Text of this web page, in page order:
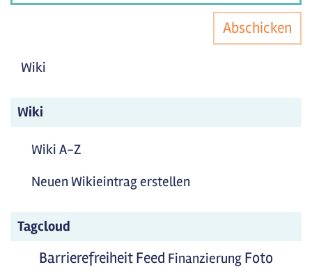
Abschicken
Wiki
Wiki
Wiki A-Z
Neuen Wikieintrag erstellen
Tagcloud
BarrierefreiheitFeed Finanzierung Foto